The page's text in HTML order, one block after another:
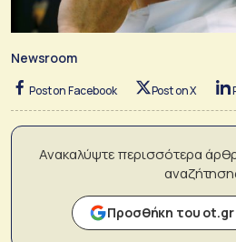
Newsroom
Post on Facebook Post on X
Ανακαλύψτε περισσότερα
Προσθήκη του